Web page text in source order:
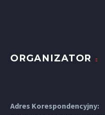
ORGANIZATOR
Adres Korespondencyjny: